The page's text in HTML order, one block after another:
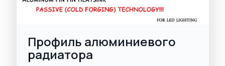
Профиль алюминиевого
радиатора